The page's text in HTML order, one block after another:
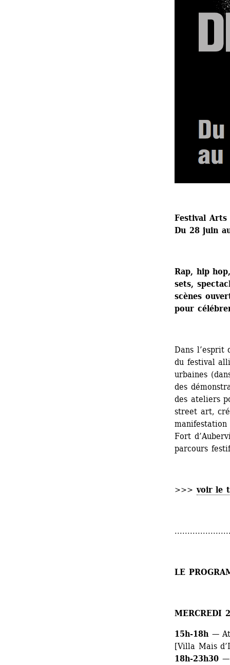
Festival
Du 28 juin
Rap, hip
sets,
scènes
pour
Dans l’esprit
du festival
urbaines
des
des ateliers
street art,
Fort
parcours
>>> voir le
LE
MERCREDI
15h-18h—
[Villa Mais
18h-23h30 —